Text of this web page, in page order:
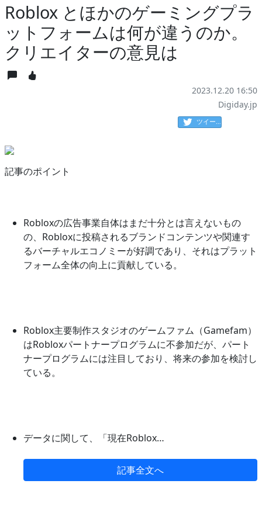
Roblox とほかのゲーミングプラ
ットフォームは何が違うのか。
クリエイターの意見は
2023.12.20 16:50
Digiday.jp
ツイート
記事のポイント
Robloxの広告事業自体はまだ十分とは言えないもの
の、Robloxに投稿されるブランドコンテンツや関連す
るバーチャルエコノミーが好調であり、それはプラット
フォーム全体の向上に貢献している。
Roblox主要制作スタジオのゲームファム（Gamefam）
はRobloxパートナープログラムに不参加だが、パート
ナープログラムには注目しており、将来の参加を検討し
ている。
データに関して、「現在Roblox…
記事全文へ